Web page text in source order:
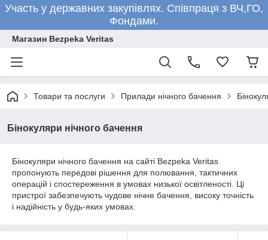
Участь у державних закупівлях. Співпраця з ВЧ,ГО,
Фондами.
Магазин Bezpeka Veritas
Товари та послуги Прилади нічного бачення
Бінокуляри нічного бачення
Бінокуляри нічного бачення на сайті Bezpeka Veritas
пропонують передові рішення для полювання, тактичних
операцій і спостереження в умовах низької освітленості. Ці
пристрої забезпечують чудове нічне бачення, високу точність
і надійність у будь-яких умовах.